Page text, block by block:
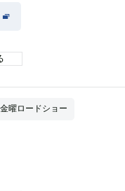
曜ロードショー